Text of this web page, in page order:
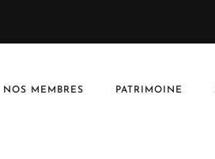
NOS MEMBRES PATRIMOINE